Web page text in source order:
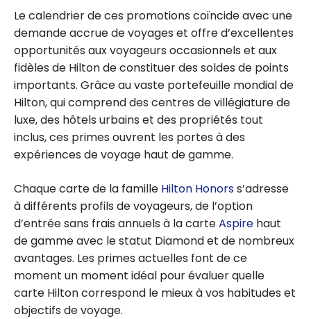
Le calendrier de ces promotions coïncide avec une
demande accrue de voyages et offre d’excellentes
opportunités aux voyageurs occasionnels et aux
fidèles de Hilton de constituer des soldes de points
importants. Grâce au vaste portefeuille mondial de
Hilton, qui comprend des centres de villégiature de
luxe, des hôtels urbains et des propriétés tout
inclus, ces primes ouvrent les portes à des
expériences de voyage haut de gamme.
Chaque carte de la famille Hilton Honorss’adresse
à différents profils de voyageurs, de l’option
d’entrée sans frais annuels à la carteAspire haut
de gamme avec le statut Diamond et de nombreux
avantages. Les primes actuelles font de ce
moment un moment idéal pour évaluer quelle
carte Hilton correspond le mieux à vos habitudes et
objectifs de voyage.